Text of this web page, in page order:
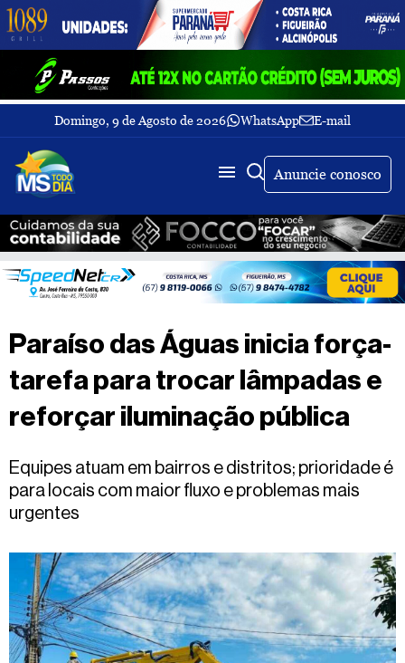
Domingo, 9 de Agosto de 2026 WhatsApp E-mail
Fechar Menu
Últimas
notícias
Galeria
de
fotos
Sobre
Nós
TV
MS
dia
Fale
Anuncie conosco
Buscar
Paraíso das Águas inicia força-
tarefa para trocar lâmpadas e
reforçar iluminação pública
Equipes atuam em bairros e distritos; prioridade é
para locais com maior fluxo e problemas mais
urgentes